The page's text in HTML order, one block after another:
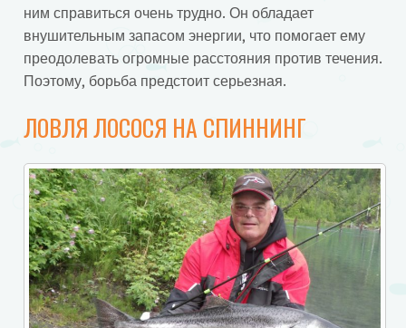
ним справиться очень трудно. Он обладает
внушительным запасом энергии, что помогает ему
преодолевать огромные расстояния против течения.
Поэтому, борьба предстоит серьезная.
ЛОВЛЯ ЛОСОСЯ НА СПИННИНГ